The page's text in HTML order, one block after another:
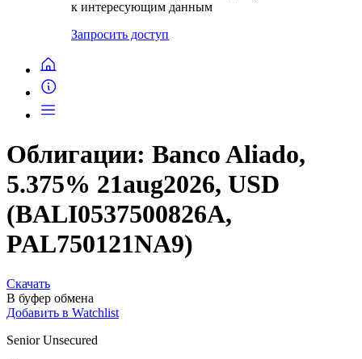
к интересующим данным
Запросить доступ
Облигации: Banco Aliado,
5.375% 21aug2026, USD
(BALI0537500826A,
PAL750121NA9)
Скачать
В буфер обмена
Добавить в Watchlist
Senior Unsecured